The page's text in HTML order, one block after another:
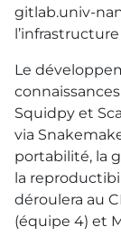
gitlab.univ-
l’infrastructure
Le
Squidpy et
via
portabilité, la
la
déroulera au
(équipe 4) et